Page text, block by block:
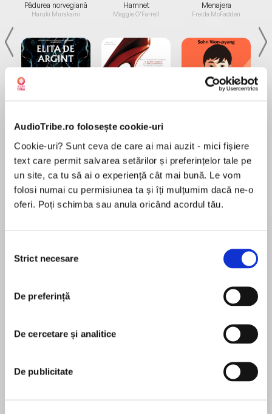
AudioTribe.ro folosește cookie-uri
Cookie-uri? Sunt ceva de care ai mai auzit - mici fișiere
text care permit salvarea setărilor și preferințelor tale pe
un site, ca tu să ai o experiență cât mai bună. Le vom
folosi numai cu permisiunea ta și îți mulțumim dacă ne-o
oferi. Poți schimba sau anula oricând acordul tău.
consimțământului
Strict necesare
De preferință
De cercetare și analitice
De publicitate
Pădurea norvegiană
Haruki Murakami
de...
Dani Francis
Hamnet
Maggie O'Farrell
la...
Lauren Weisberger
Menajera
Freida McFadden
Desprecarte
Alfred Nobel, creator of the Nobel Prize
Andrew Carnegie, the businessman who built
John D. Rockefeller who made money from oil
Thomas Barnardo who created homes for poor
children
În acest moment nu există recenzii
Unknown